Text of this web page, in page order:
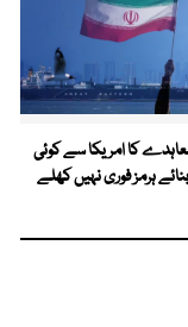
کا امریکا سے کوئی
ہرمز فوری نہیں کھلے